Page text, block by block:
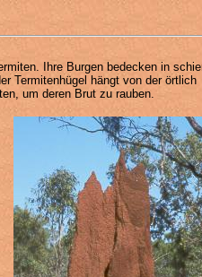
Ihre Burgen bedecken in
Termitenhügel hängt von der örtlich
um deren Brut zu rauben.